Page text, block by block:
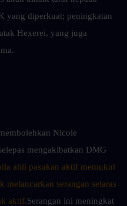
yang diperkuat; peningkatan
Hexerei, yang juga
Nicole
mengakibatkan DMG
ahli pasukan aktif memukul
melancarkan serangan selaras
aktif.Serangan ini meningkat